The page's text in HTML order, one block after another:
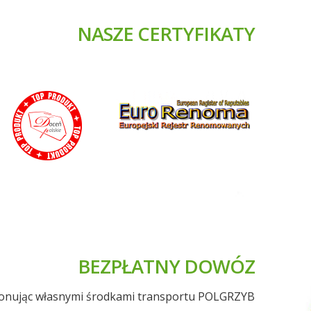
NASZE CERTYFIKATY
BEZPŁATNY DOWÓZ
własnymi środkami transportu POLGRZYB